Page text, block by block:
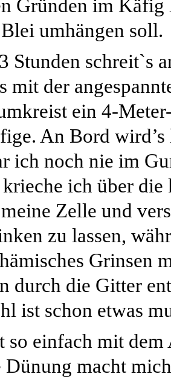
Gründen im Käfig
umhängen soll.
Stunden schreit`s
mit der
ein 4-
An Bord wird’s
ich noch nie im
ich über die
Zelle und
zu lassen,
Grinsen
durch die Gitter
ist schon etwas
so einfach mit dem
Dünung macht